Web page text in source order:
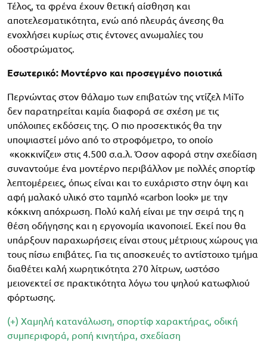
Τέλος, τα φρένα έχουν θετική αίσθηση και
αποτελεσματικότητα, ενώ από πλευράς άνεσης θα
ενοχλήσει κυρίως στις έντονες ανωμαλίες του
οδοστρώματος.
Εσωτερικό: Μοντέρνο και προσεγμένο ποιοτικά
Περνώντας στον θάλαμο των επιβατών της ντίζελ MiTo
δεν παρατηρείται καμία διαφορά σε σχέση με τις
υπόλοιπες εκδόσεις της. Ο πιο προσεκτικός θα την
υποψιαστεί μόνο από το στροφόμετρο, το οποίο
«κοκκινίζει» στις 4.500 σ.α.λ. Όσον αφορά στην σχεδίαση
συναντούμε ένα μοντέρνο περιβάλλον με πολλές σπορτίφ
λεπτομέρειες, όπως είναι και το ευχάριστο στην όψη και
αφή μαλακό υλικό στο ταμπλό «carbon look» με την
κόκκινη απόχρωση. Πολύ καλή είναι με την σειρά της η
θέση οδήγησης και η εργονομία ικανοποιεί. Εκεί που θα
υπάρξουν παραχωρήσεις είναι στους μέτριους χώρους για
τους πίσω επιβάτες. Για τις αποσκευές το αντίστοιχο τμήμα
διαθέτει καλή χωρητικότητα 270 λίτρων, ωστόσο
μειονεκτεί σε πρακτικότητα λόγω του ψηλού κατωφλιού
φόρτωσης.
(+) Χαμηλή κατανάλωση, σπορτίφ χαρακτήρας, οδική
συμπεριφορά, ροπή κινητήρα, σχεδίαση